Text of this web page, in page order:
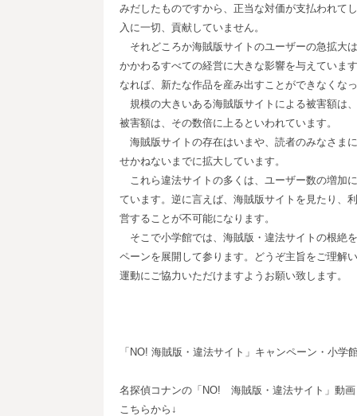
みだしたものですから、正当な対価が支払われて
入に一切、貢献していません。
それどころか海賊版サイトのユーザーの急拡大
かかわるすべての経営に大きな影響を与えていま
なれば、新たな作品を産み出すことができなくな
規模の大きいある海賊版サイトによる被害額は
被害額は、その数倍に上るといわれています。
海賊版サイトの存在はいまや、読者のみなさま
せかねないまでに拡大しています。
これら違法サイトの多くは、ユーザー数の増加
ています。逆に言えば、海賊版サイトを見たり、
営することが不可能になります。
そこで小学館では、海賊版・違法サイトの根絶
ペーンを展開して参ります。どうぞ主旨をご理
運動にご協力いただけますようお願い致します。
「NO! 海賊版・違法サイト」キャンペーン・小学
名探偵コナンの「NO! 海賊版・違法サイト」動
こちらから↓